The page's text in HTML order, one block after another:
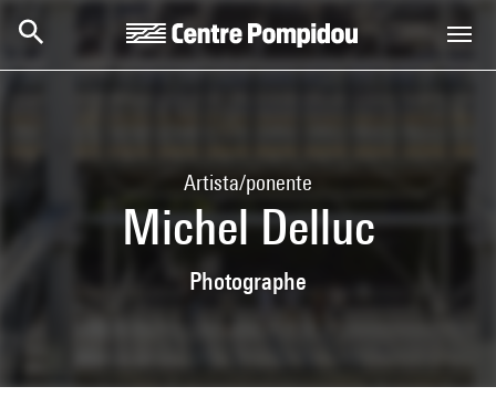
Artista/ponente
Michel Delluc
Photographe